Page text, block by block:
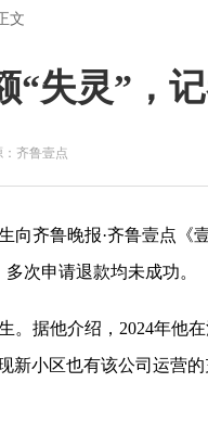
文
“失灵”，
：齐鲁壹点
齐鲁晚报·齐鲁壹点《
次申请退款均未成功。
据他介绍，2024年他在
新小区也有该公司运营